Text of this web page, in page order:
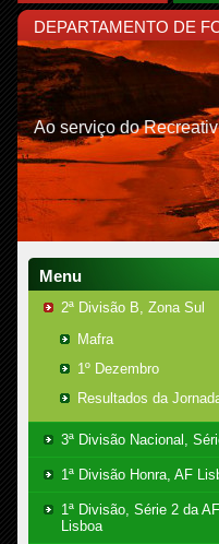
DEPARTAMENTO DE
Ao serviço do
Menu
2ª Divisão B, Zona Sul
Mafra
1º Dezembro
Resultados da
3ª Divisão Nacional,
1ª Divisão Honra, AF
1ª Divisão, Série 2 da AF
Lisboa